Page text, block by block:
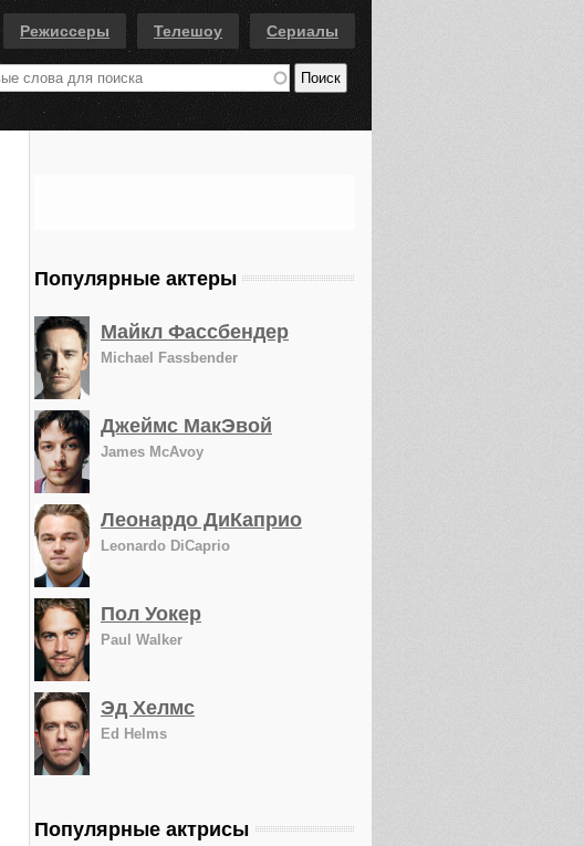
Режиссеры Телешоу Сериалы
Популярные актеры
Майкл Фассбендер
Michael Fassbender
Джеймс МакЭвой
James McAvoy
Леонардо ДиКаприо
Leonardo DiCaprio
Пол Уокер
Paul Walker
Эд Хелмс
Ed Helms
Популярные актрисы